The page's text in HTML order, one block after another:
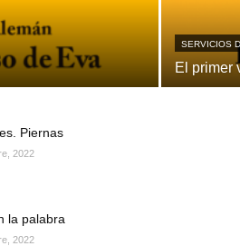
SERVICIOS
El primer
Piernas
2022
la palabra
2022